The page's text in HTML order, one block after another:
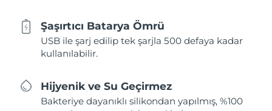
Şaşırtıcı Batarya Ömrü
USB ile şarj edilip tek şarjla 500 defaya kadar
kullanılabilir.
Hijyenik ve Su Geçirmez
Bakteriye dayanıklı silikondan yapılmış, %100